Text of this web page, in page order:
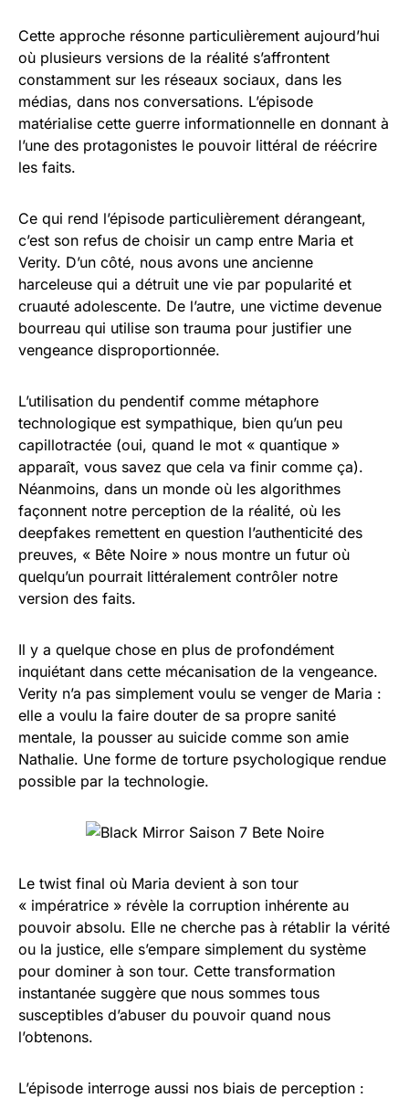
Cette approche résonne particulièrement aujourd’hui
où plusieurs versions de la réalité s’affrontent
constamment sur les réseaux sociaux, dans les
médias, dans nos conversations. L’épisode
matérialise cette guerre informationnelle en donnant à
l’une des protagonistes le pouvoir littéral de réécrire
les faits.
Ce qui rend l’épisode particulièrement dérangeant,
c’est son refus de choisir un camp entre Maria et
Verity. D’un côté, nous avons une ancienne
harceleuse qui a détruit une vie par popularité et
cruauté adolescente. De l’autre, une victime devenue
bourreau qui utilise son trauma pour justifier une
vengeance disproportionnée.
L’utilisation du pendentif comme métaphore
technologique est sympathique, bien qu’un peu
capillotractée (oui, quand le mot « quantique »
apparaît, vous savez que cela va finir comme ça).
Néanmoins, dans un monde où les algorithmes
façonnent notre perception de la réalité, où les
deepfakes remettent en question l’authenticité des
preuves, « Bête Noire » nous montre un futur où
quelqu’un pourrait littéralement contrôler notre
version des faits.
Il y a quelque chose en plus de profondément
inquiétant dans cette mécanisation de la vengeance.
Verity n’a pas simplement voulu se venger de Maria :
elle a voulu la faire douter de sa propre sanité
mentale, la pousser au suicide comme son amie
Nathalie. Une forme de torture psychologique rendue
possible par la technologie.
Le twist final où Maria devient à son tour
« impératrice » révèle la corruption inhérente au
pouvoir absolu. Elle ne cherche pas à rétablir la vérité
ou la justice, elle s’empare simplement du système
pour dominer à son tour. Cette transformation
instantanée suggère que nous sommes tous
susceptibles d’abuser du pouvoir quand nous
l’obtenons.
L’épisode interroge aussi nos biais de perception :